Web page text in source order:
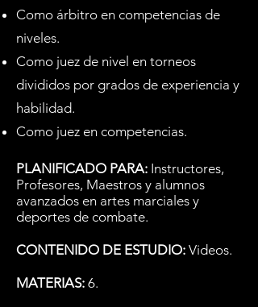
Como árbitro en competencias de
niveles.
Como juez de nivel en torneos
divididos por grados de experiencia y
habilidad.
Como juez en competencias.
PLANIFICADO PARA: Instructores,
Profesores, Maestros y alumnos
avanzados en artes marciales y
deportes de combate.
CONTENIDO DE ESTUDIO: Videos.
MATERIAS: 6.